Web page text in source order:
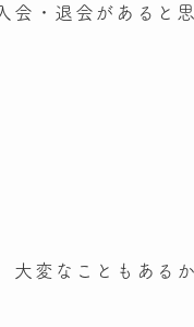
会・退会があると
変なこともある